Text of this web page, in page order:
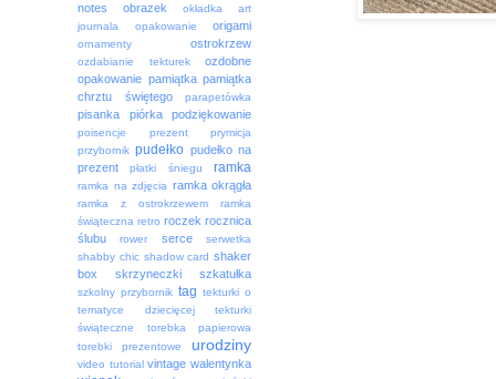
notes
obrazek
okładka art
journala
opakowanie origami
ornamenty ostrokrzew
ozdabianie tekturek
ozdobne
opakowanie pamiątka pamiątka
chrztu świętego
parapetówka
pisanka piórka podziękowanie
poisencje prezent
prymicja
przybornik pudełko pudełko na
prezent
płatki śniegu ramka
ramka na zdjęcia ramka okrągła
ramka z ostrokrzewem
ramka
świąteczna retro roczek rocznica
ślubu
rower serce
serwetka
shabby chic shadow card shaker
box
skrzyneczki szkatułka
szkolny przybornik tag tekturki o
tematyce dziecięcej
tekturki
świąteczne
torebka papierowa
torebki prezentowe
urodziny
video tutorial vintage walentynka